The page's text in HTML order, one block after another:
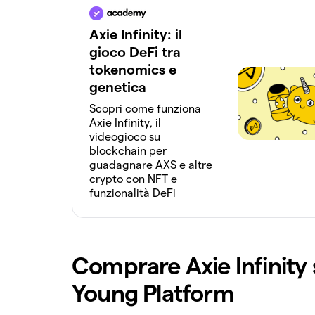
Axie Infinity: il
gioco DeFi tra
tokenomics e
genetica
Scopri come funziona
Axie Infinity, il
videogioco su
blockchain per
guadagnare AXS e altre
crypto con NFT e
funzionalità DeFi
Comprare Axie Infinity
Young Platform